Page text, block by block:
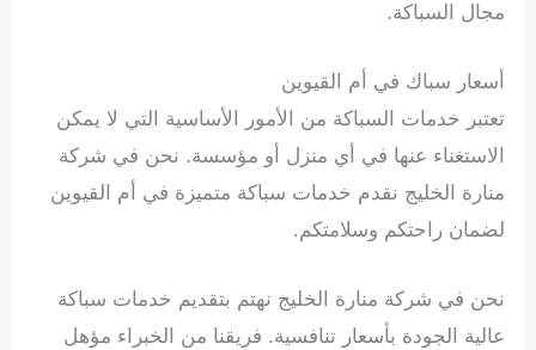
مجال السباكة.
أسعار سباك في أم القيوين
تعتبر خدمات السباكة من الأمور الأساسية التي لا يمكن
الاستغناء عنها في أي منزل أو مؤسسة. نحن في شركة
منارة الخليج نقدم خدمات سباكة متميزة في أم القيوين
لضمان راحتكم وسلامتكم.
نحن في شركة منارة الخليج نهتم بتقديم خدمات سباكة
عالية الجودة بأسعار تنافسية. فريقنا من الخبراء مؤهل